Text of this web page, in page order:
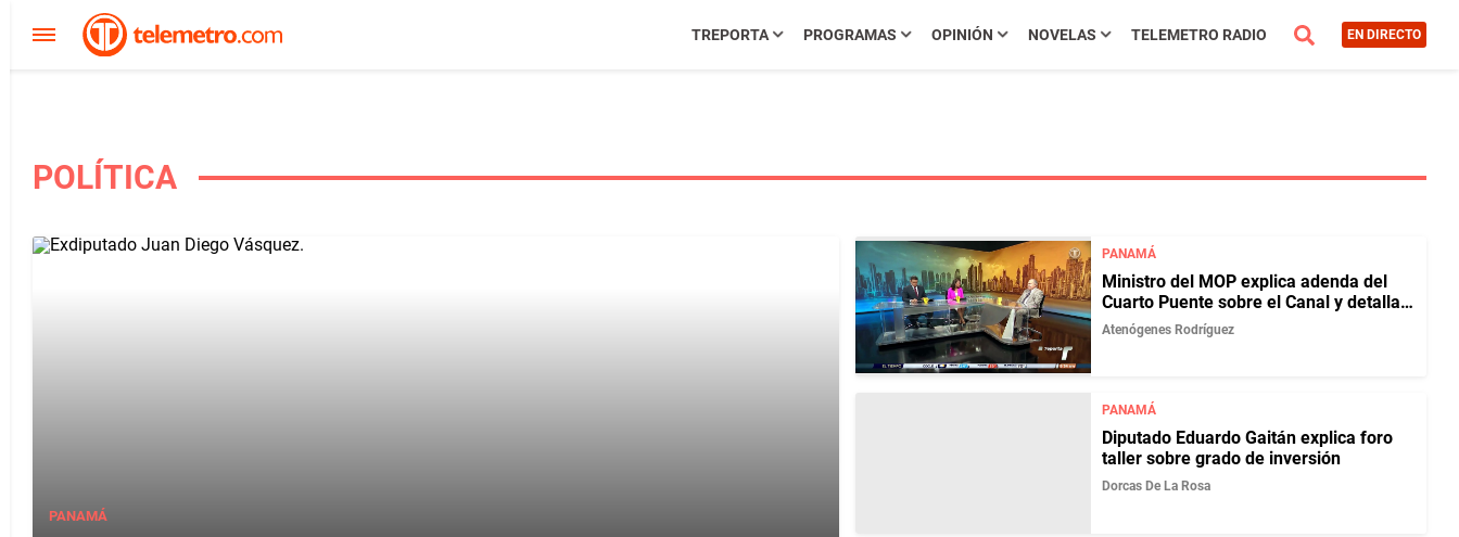
TREPORTA PROGRAMAS OPINIÓN NOVELAS TELEMETRO RADIO EN DIRECTO
POLÍTICA
PANAMÁ
PANAMÁ
Ministro del MOP explica adenda del
Cuarto Puente sobre el Canal y detalla
avances de proyectos viales
Atenógenes Rodríguez
PANAMÁ
Diputado Eduardo Gaitán explica foro
taller sobre grado de inversión
Dorcas De La Rosa